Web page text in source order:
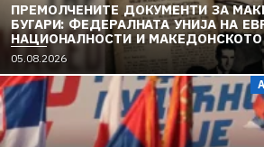
ПРЕМОЛЧЕНИТЕ ДОКУМЕНТИ ЗА
БУГАРИ: ФЕДЕРАЛНАТА УНИЈА НА
НАЦИОНАЛНОСТИ И
ДВИЖЕЊЕ (1949–1956) (2)
05.08.2026